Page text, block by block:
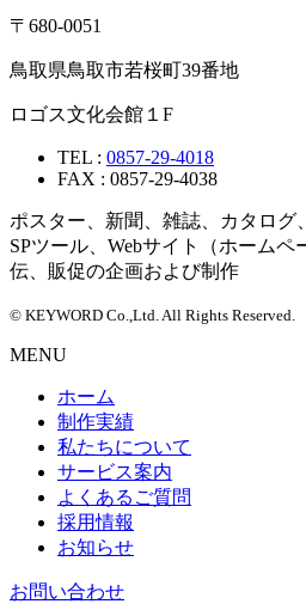
〒680-0051
鳥取県鳥取市若桜町39番地
ロゴス文化会館１F
TEL : 0857-29-4018
FAX : 0857-29-4038
ポスター、新聞、雑誌、カタログ
SPツール、Webサイト（ホーム
伝、販促の企画および制作
© KEYWORD Co.,Ltd. All Rights Reserved.
MENU
ホーム
制作実績
私たちについて
サービス案内
よくあるご質問
採用情報
お知らせ
お問い合わせ